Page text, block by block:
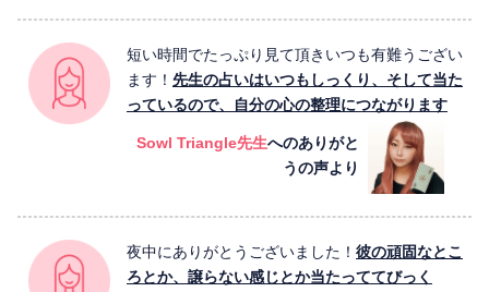
短い時間でたっぷり見て頂きいつも有難うござい
ます！ 先生の占いはいつもしっくり、そして当た
っているので、自分の心の整理につながります
Sowl Triangle先生へのありがと
うの声より
夜中にありがとうございました！ 彼の頑固なとこ
ろとか、譲らない感じとか当たっててびっく